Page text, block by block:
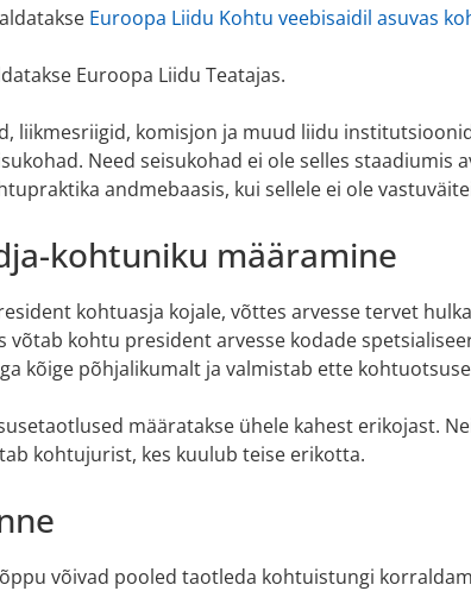
Euroopa Liidu Kohtu veebisaidil asuvas
Euroopa Liidu Teatajas.
liikmesriigid, komisjon ja muud liidu
Need seisukohad ei ole selles
andmebaasis, kui sellele ei ole
kohtuniku määramine
kohtuasja kojale, võttes arvesse tervet
võtab kohtu president arvesse kodade
kõige põhjalikumalt ja valmistab ette
määratakse ühele kahest erikojast.
kohtujurist, kes kuulub teise erikotta.
võivad pooled taotleda kohtuistungi